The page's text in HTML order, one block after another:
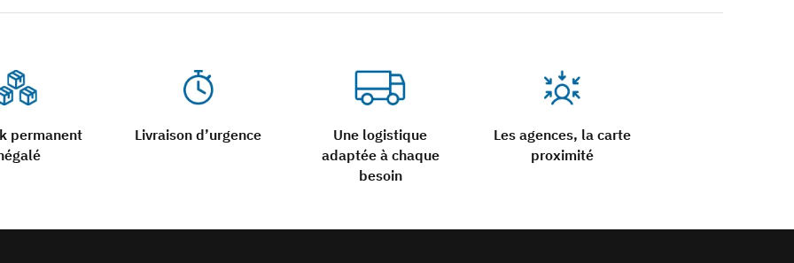
permanent
Livraison d’urgence
Une logistique
adaptée à chaque
besoin
Les agences, la carte
proximité